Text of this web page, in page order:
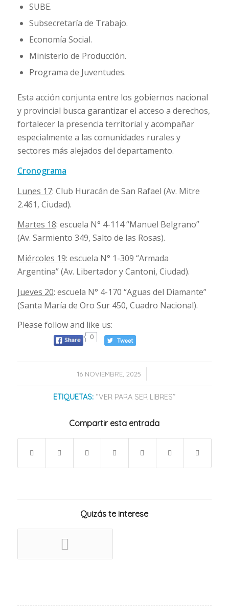
SUBE.
Subsecretaría de Trabajo.
Economía Social.
Ministerio de Producción.
Programa de Juventudes.
Esta acción conjunta entre los gobiernos nacional
y provincial busca garantizar el acceso a derechos,
fortalecer la presencia territorial y acompañar
especialmente a las comunidades rurales y
sectores más alejados del departamento.
Cronograma
Lunes 17: Club Huracán de San Rafael (Av. Mitre
2.461, Ciudad).
Martes 18: escuela N° 4-114 “Manuel Belgrano”
(Av. Sarmiento 349, Salto de las Rosas).
Miércoles 19: escuela N° 1-309 “Armada
Argentina” (Av. Libertador y Cantoni, Ciudad).
Jueves 20: escuela N° 4-170 “Aguas del Diamante”
(Santa María de Oro Sur 450, Cuadro Nacional).
Please follow and like us:
0
16 NOVIEMBRE, 2025
/
ETIQUETAS: “VER PARA SER LIBRES”
Compartir esta entrada
Quizás te interese